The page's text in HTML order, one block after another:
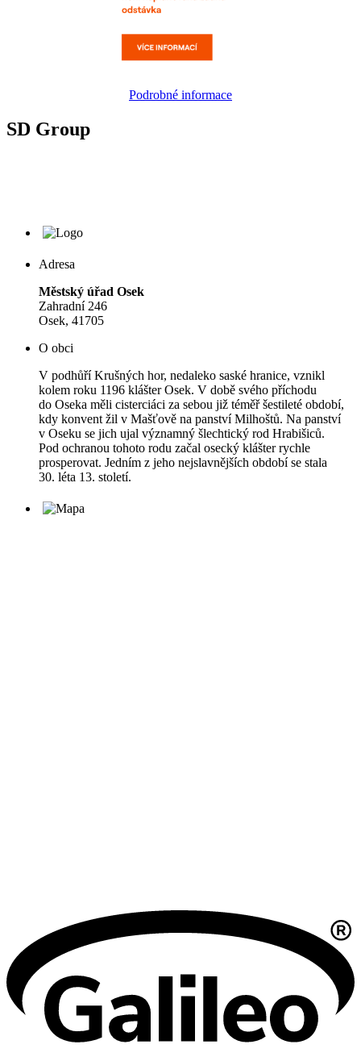
Podrobné informace
SD Group
Adresa
Městský úřad Osek
Zahradní 246
Osek, 41705
O obci
V podhůří Krušných hor, nedaleko saské hranice, vznikl
kolem roku 1196 klášter Osek. V době svého příchodu
do Oseka měli cisterciáci za sebou již téměř šestileté období,
kdy konvent žil v Mašťově na panství Milhoštů. Na panství
v Oseku se jich ujal významný šlechtický rod Hrabišiců.
Pod ochranou tohoto rodu začal osecký klášter rychle
prosperovat. Jedním z jeho nejslavnějších období se stala
30. léta 13. století.